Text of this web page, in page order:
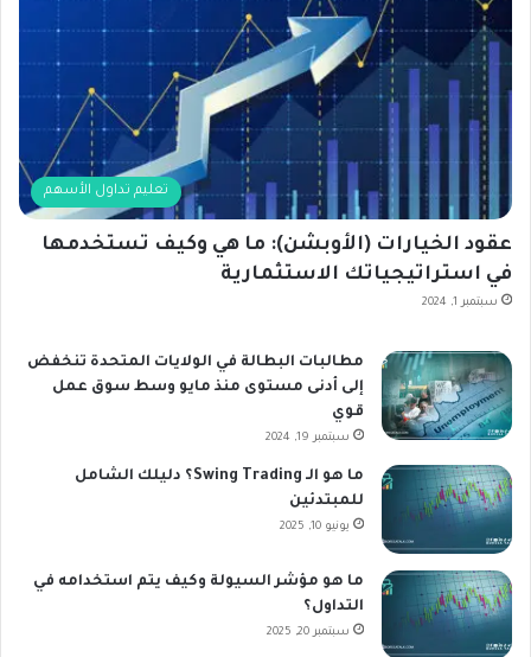
تعليم تداول الأسهم
عقود الخيارات (الأوبشن): ما هي وكيف تستخدمها
في استراتيجياتك الاستثمارية
سبتمبر 1, 2024
مطالبات البطالة في الولايات المتحدة تنخفض
إلى أدنى مستوى منذ مايو وسط سوق عمل
قوي
سبتمبر 19, 2024
ما هو الـ Swing Trading؟ دليلك الشامل
للمبتدئين
يونيو 10, 2025
ما هو مؤشر السيولة وكيف يتم استخدامه في
التداول؟
سبتمبر 20, 2025